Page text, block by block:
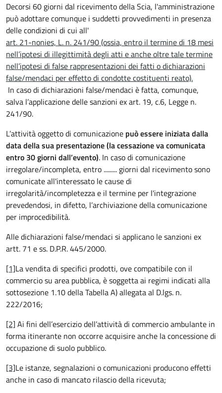
Decorsi 60 giorni dal ricevimento della Scia, l'amministrazione
può adottare comunque i suddetti provvedimenti in presenza
delle condizioni di cui all'
art. 21-nonies, L. n. 241/90 (ossia, entro il termine di 18 mesi
nell’ipotesi di illegittimità degli atti e anche oltre tale termine
nell’ipotesi di false rappresentazioni dei fatti o dichiarazioni
false/mendaci per effetto di condotte costituenti reato).
In caso di dichiarazioni false/mendaci è fatta, comunque,
salva l’applicazione delle sanzioni ex art. 19, c.6, Legge n.
241/90.
L’attività oggetto di comunicazione può essere iniziata dalla
data della sua presentazione (la cessazione va comunicata
entro 30 giorni dall’evento). In caso di comunicazione
irregolare/incompleta, entro ......... giorni dal ricevimento sono
comunicate all'interessato le cause di
irregolarità/incompletezza e il termine per l'integrazione
prevedendosi, in difetto, l’archiviazione della comunicazione
per improcedibilità.
Alle dichiarazioni false/mendaci si applicano le sanzioni ex
artt. 71 e ss. D.P.R. 445/2000.
[1]La vendita di specifici prodotti, ove compatibile con il
commercio su area pubblica, è soggetta ai regimi indicati alla
sottosezione 1.10 della Tabella A) allegata al D.lgs. n.
222/2016;
[2] Ai fini dell’esercizio dell’attività di commercio ambulante in
forma itinerante non occorre acquisire anche la concessione di
occupazione di suolo pubblico.
[3]Le istanze, segnalazioni o comunicazioni producono effetti
anche in caso di mancato rilascio della ricevuta;